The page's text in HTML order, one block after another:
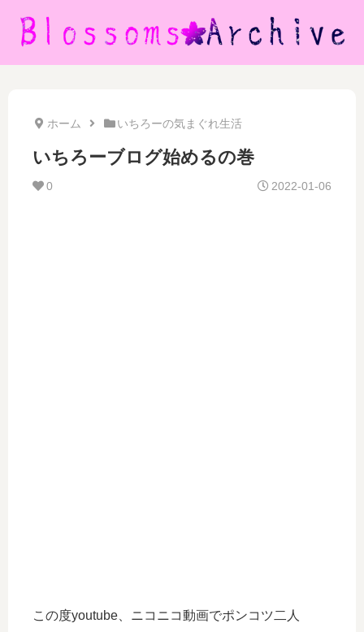
ホーム いちろーの気まぐれ生活
いちろーブログ始めるの巻
0 2022-01-06
この度youtube、ニコニコ動画でポンコツ二人